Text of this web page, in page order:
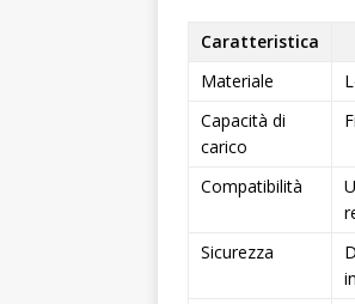
Caratteristica
Materiale
Capacità di
carico
Compatibilità
Sicurezza